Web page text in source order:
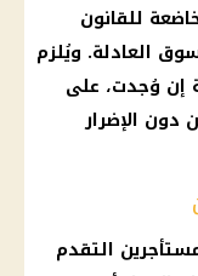
للقانون
العادلة. ويُلزم
إن وُجدت، على
دون الإضرار
التقدم